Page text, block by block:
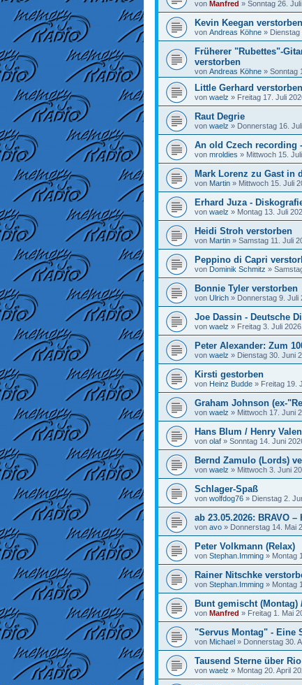
von Manfred » Sonntag 26.
Kevin Keegan verstorben
von Andreas Köhne » Dienstag
Früherer "Rubettes"-
verstorben
von Andreas Köhne » Sonntag
Little Gerhard verstorben
von waelz » Freitag 17. Juli
Raut Degrie
von waelz » Donnerstag 16.
An old Czech recording
von mroldies » Mittwoch 15.
Mark Lorenz zu Gast in
von Martin » Mittwoch 15. Juli
Erhard Juza -
von waelz » Montag 13. Juli
Heidi Stroh verstorben
von Martin » Samstag 11. Juli
Peppino di Capri
von Dominik Schmitz »
Bonnie Tyler verstorben
von Ulrich » Donnerstag 9. Juli
Joe Dassin - Deutsche
von waelz » Freitag 3. Juli
Peter Alexander: Zum
von waelz » Dienstag 30. Juni
Kirsti gestorben
von Heinz Budde » Freitag 19.
Graham Johnson (ex-
von waelz » Mittwoch 17. Juni
Hans Blum / Henry
von olaf » Sonntag 14. Juni
Bernd Zamulo (Lords)
von waelz » Mittwoch 3. Juni
Schlager-Spaß
von wolfdog76 » Dienstag 2.
ab 23.05.2026: BRAVO
von avo » Donnerstag 14. Mai
Peter Volkmann (Relax)
von Stephan.Imming » Montag
Rainer Nitschke
von Stephan.Imming » Montag
Bunt gemischt
von Manfred » Freitag 1. Mai
"Servus Montag" - Eine
von Michael » Donnerstag 30.
Tausend Sterne über Rio
von waelz » Montag 20. April